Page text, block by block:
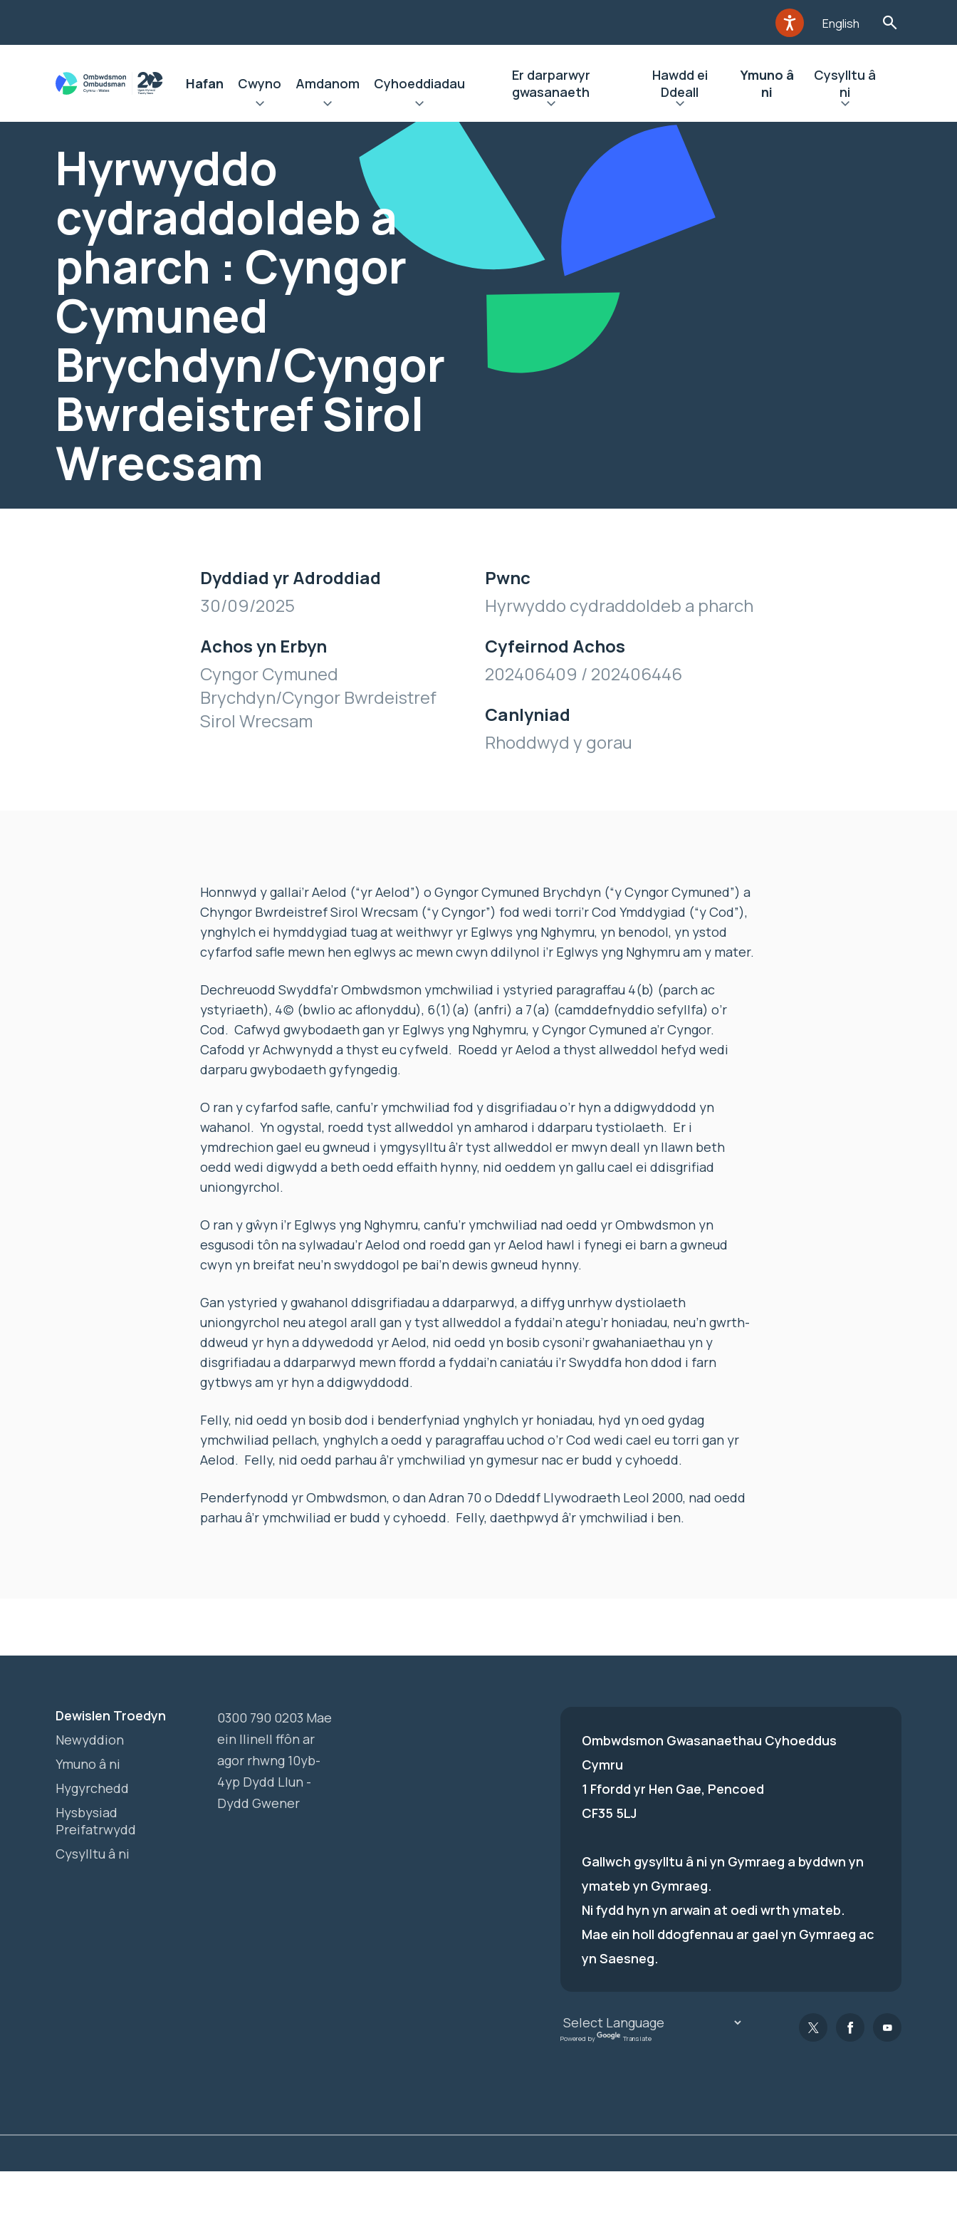
English
Hafan Cwyno Amdanom Cyhoeddiadau
Er darparwyr
gwasanaeth
Hawdd ei
Ddeall
Ymuno â
ni
Cysylltu â
ni
Hyrwyddo
cydraddoldeb a
pharch : Cyngor
Cymuned
Brychdyn/Cyngor
Bwrdeistref Sirol
Wrecsam
Dyddiad yr Adroddiad
30/09/2025
Achos yn Erbyn
Cyngor Cymuned
Brychdyn/Cyngor Bwrdeistref
Sirol Wrecsam
Pwnc
Hyrwyddo cydraddoldeb a pharch
Cyfeirnod Achos
202406409 / 202406446
Canlyniad
Rhoddwyd y gorau
Honnwyd y gallai’r Aelod (“yr Aelod”) o Gyngor Cymuned Brychdyn (“y Cyngor Cymuned”) a
Chyngor Bwrdeistref Sirol Wrecsam (“y Cyngor”) fod wedi torri’r Cod Ymddygiad (“y Cod”),
ynghylch ei hymddygiad tuag at weithwyr yr Eglwys yng Nghymru, yn benodol, yn ystod
cyfarfod safle mewn hen eglwys ac mewn cwyn ddilynol i’r Eglwys yng Nghymru am y mater.
Dechreuodd Swyddfa’r Ombwdsmon ymchwiliad i ystyried paragraffau 4(b) (parch ac
ystyriaeth), 4(c) (bwlio ac aflonyddu), 6(1)(a) (anfri) a 7(a) (camddefnyddio sefyllfa) o’r
Cod. Cafwyd gwybodaeth gan yr Eglwys yng Nghymru, y Cyngor Cymuned a’r Cyngor.
Cafodd yr Achwynydd a thyst eu cyfweld. Roedd yr Aelod a thyst allweddol hefyd wedi
darparu gwybodaeth gyfyngedig.
O ran y cyfarfod safle, canfu’r ymchwiliad fod y disgrifiadau o’r hyn a ddigwyddodd yn
wahanol. Yn ogystal, roedd tyst allweddol yn amharod i ddarparu tystiolaeth. Er i
ymdrechion gael eu gwneud i ymgysylltu â’r tyst allweddol er mwyn deall yn llawn beth
oedd wedi digwydd a beth oedd effaith hynny, nid oeddem yn gallu cael ei ddisgrifiad
uniongyrchol.
O ran y gŵyn i’r Eglwys yng Nghymru, canfu’r ymchwiliad nad oedd yr Ombwdsmon yn
esgusodi tôn na sylwadau’r Aelod ond roedd gan yr Aelod hawl i fynegi ei barn a gwneud
cwyn yn breifat neu’n swyddogol pe bai’n dewis gwneud hynny.
Gan ystyried y gwahanol ddisgrifiadau a ddarparwyd, a diffyg unrhyw dystiolaeth
uniongyrchol neu ategol arall gan y tyst allweddol a fyddai’n ategu’r honiadau, neu’n gwrth-
ddweud yr hyn a ddywedodd yr Aelod, nid oedd yn bosib cysoni’r gwahaniaethau yn y
disgrifiadau a ddarparwyd mewn ffordd a fyddai’n caniatáu i’r Swyddfa hon ddod i farn
gytbwys am yr hyn a ddigwyddodd.
Felly, nid oedd yn bosib dod i benderfyniad ynghylch yr honiadau, hyd yn oed gydag
ymchwiliad pellach, ynghylch a oedd y paragraffau uchod o’r Cod wedi cael eu torri gan yr
Aelod. Felly, nid oedd parhau â’r ymchwiliad yn gymesur nac er budd y cyhoedd.
Penderfynodd yr Ombwdsmon, o dan Adran 70 o Ddeddf Llywodraeth Leol 2000, nad oedd
parhau â’r ymchwiliad er budd y cyhoedd. Felly, daethpwyd â’r ymchwiliad i ben.
Dewislen Troedyn
Newyddion
Ymuno â ni
Hygyrchedd
Hysbysiad
Preifatrwydd
Cysylltu â ni
0300 790 0203 Mae
ein llinell ffôn ar
agor rhwng 10yb-
4yp Dydd Llun -
Dydd Gwener
Ombwdsmon Gwasanaethau Cyhoeddus
Cymru
1 Ffordd yr Hen Gae, Pencoed
CF35 5LJ
Gallwch gysylltu â ni yn Gymraeg a byddwn yn
ymateb yn Gymraeg.
Ni fydd hyn yn arwain at oedi wrth ymateb.
Mae ein holl ddogfennau ar gael yn Gymraeg ac
yn Saesneg.
Powered by Translate